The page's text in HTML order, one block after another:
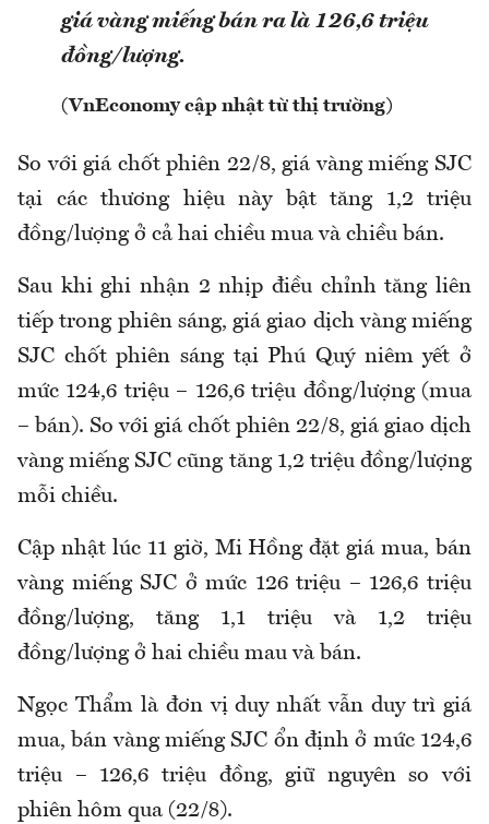
giá vàng miếng bán ra là 126,6 triệu
đồng/lượng.
(VnEconomy cập nhật từ thị trường)
So với giá chốt phiên 22/8, giá vàng miếng SJC
tại các thương hiệu này bật tăng 1,2 triệu
đồng/lượng ở cả hai chiều mua và chiều bán.
Sau khi ghi nhận 2 nhịp điều chỉnh tăng liên
tiếp trong phiên sáng, giá giao dịch vàng miếng
SJC chốt phiên sáng tại Phú Quý niêm yết ở
mức 124,6 triệu – 126,6 triệu đồng/lượng (mua
– bán). So với giá chốt phiên 22/8, giá giao dịch
vàng miếng SJC cũng tăng 1,2 triệu đồng/lượng
mỗi chiều.
Cập nhật lúc 11 giờ, Mi Hồng đặt giá mua, bán
vàng miếng SJC ở mức 126 triệu – 126,6 triệu
đồng/lượng, tăng 1,1 triệu và 1,2 triệu
đồng/lượng ở hai chiều mau và bán.
Ngọc Thẩm là đơn vị duy nhất vẫn duy trì giá
mua, bán vàng miếng SJC ổn định ở mức 124,6
triệu – 126,6 triệu đồng, giữ nguyên so với
phiên hôm qua (22/8).